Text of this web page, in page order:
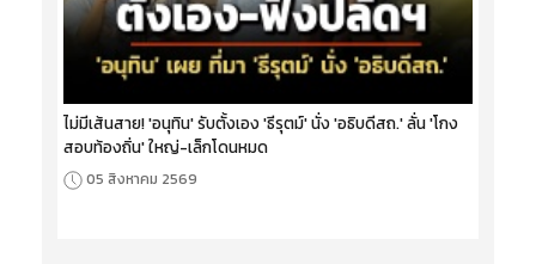
ไม่มีเส้นสาย! 'อนุทิน' รับตั้งเอง 'ธีรุตม์' นั่ง 'อธิบดีสถ.' ลั่น 'โกง
สอบท้องถิ่น' ใหญ่-เล็กโดนหมด
05 สิงหาคม 2569